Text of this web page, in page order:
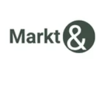
inhoud